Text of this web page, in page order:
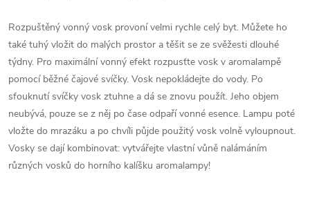
Rozpuštěný vonný vosk provoní velmi rychle celý byt. Můžete ho
také tuhý vložit do malých prostor a těšit se ze svěžesti dlouhé
týdny. Pro maximální vonný efekt rozpusťte vosk v aromalampě
pomocí běžné čajové svíčky. Vosk nepokládejte do vody. Po
sfouknutí svíčky vosk ztuhne a dá se znovu použít. Jeho objem
neubývá, pouze se z něj po čase odpaří vonné esence. Lampu poté
vložte do mrazáku a po chvíli půjde použitý vosk volně vyloupnout.
Vosky se dají kombinovat: vytvářejte vlastní vůně nalámáním
různých vosků do horního kalíšku aromalampy!